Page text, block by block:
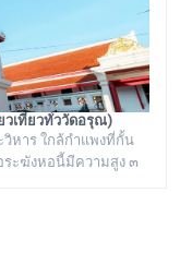
วเที่ยวทั่ววัดอรุณ)
หาร ใกล้กำแพงที่กั้น
ระฆังหอนี้มีความสูง ๓